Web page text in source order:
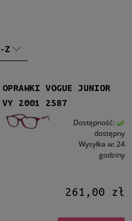
Z
OPRAWKI VOGUE JUNIOR
VY 2001 2587
Dostępność:
dostępny
Wysyłka w: 24
godziny
261,00 zł